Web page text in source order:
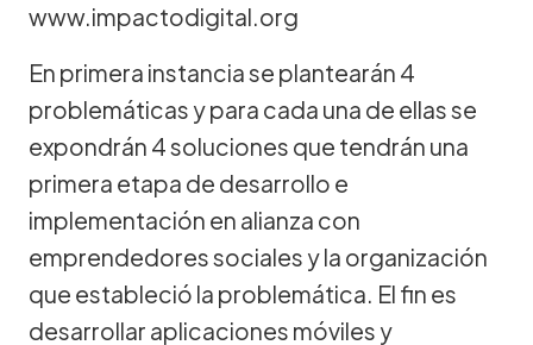
www.impactodigital.org
En primera instancia se plantearán 4
problemáticas y para cada una de ellas se
expondrán 4 soluciones que tendrán una
primera etapa de desarrollo e
implementación en alianza con
emprendedores sociales y la organización
que estableció la problemática. El fin es
desarrollar aplicaciones móviles y